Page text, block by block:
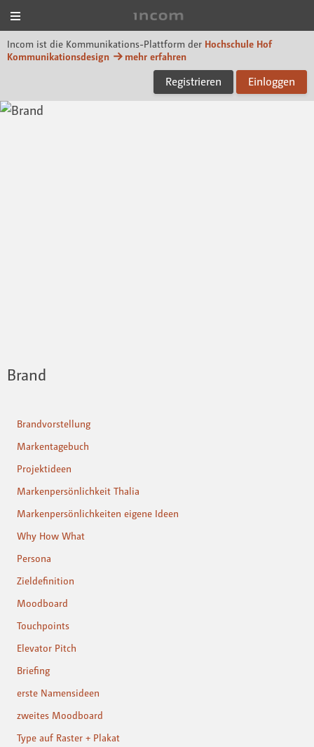
Incom ist die Kommunikations-Plattform der Hochschule Hof
Kommunikationsdesign
mehr erfahren
Registrieren Einloggen
Brand
Brandvorstellung
Markentagebuch
Projektideen
Markenpersönlichkeit Thalia
Markenpersönlichkeiten eigene Ideen
Why How What
Persona
Zieldefinition
Moodboard
Touchpoints
Elevator Pitch
Briefing
erste Namensideen
zweites Moodboard
Type auf Raster + Plakat